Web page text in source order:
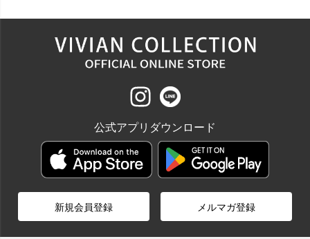
公式アプリダウンロード
新規会員登録 メルマガ登録